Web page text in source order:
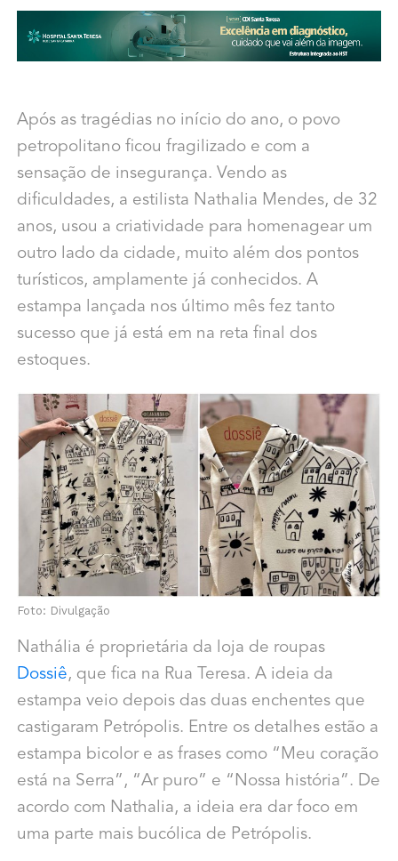
Após as tragédias no início do ano, o povo
petropolitano ficou fragilizado e com a
sensação de insegurança. Vendo as
dificuldades, a estilista Nathalia Mendes, de 32
anos, usou a criatividade para homenagear um
outro lado da cidade, muito além dos pontos
turísticos, amplamente já conhecidos. A
estampa lançada nos último mês fez tanto
sucesso que já está em na reta final dos
estoques.
Foto: Divulgação
Nathália é proprietária da loja de roupas
Dossiê, que fica na Rua Teresa. A ideia da
estampa veio depois das duas enchentes que
castigaram Petrópolis. Entre os detalhes estão a
estampa bicolor e as frases como “Meu coração
está na Serra”, “Ar puro” e “Nossa história”. De
acordo com Nathalia, a ideia era dar foco em
uma parte mais bucólica de Petrópolis.